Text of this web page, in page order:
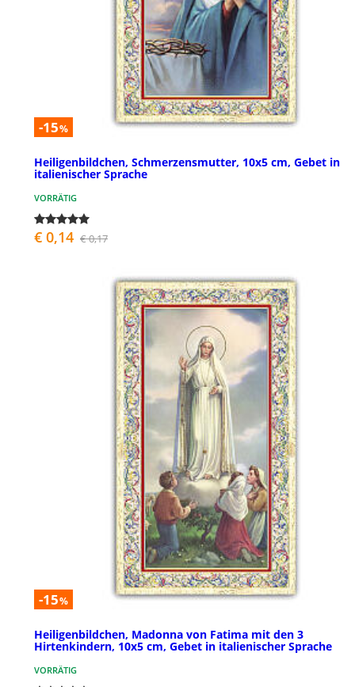
-15%
Heiligenbildchen, Schmerzensmutter, 10x5 cm, Gebet in
italienischer Sprache
VORRÄTIG
€ 0,14 € 0,17
-15%
Heiligenbildchen, Madonna von Fatima mit den 3
Hirtenkindern, 10x5 cm, Gebet in italienischer Sprache
VORRÄTIG